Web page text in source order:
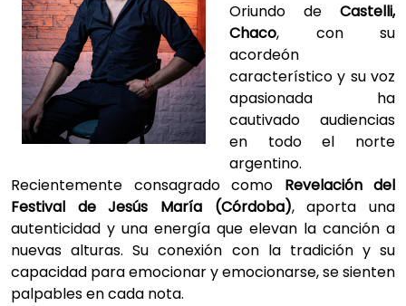
Oriundo de Castelli,
Chaco, con su
acordeón
característico y su voz
apasionada ha
cautivado audiencias
en todo el norte
argentino.
Recientemente consagrado como Revelación del
Festival de Jesús María (Córdoba), aporta una
autenticidad y una energía que elevan la canción a
nuevas alturas. Su conexión con la tradición y su
capacidad para emocionar y emocionarse, se sienten
palpables en cada nota.